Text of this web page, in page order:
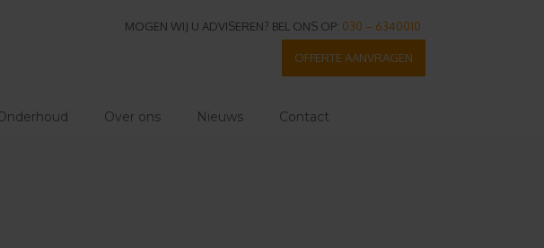
MOGEN WIJ U ADVISEREN? BEL ONS OP: 030 – 6340010
OFFERTE AANVRAGEN
Over ons Nieuws Contact